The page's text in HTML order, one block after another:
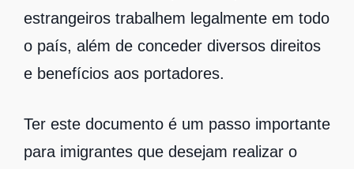
estrangeiros trabalhem legalmente em todo
o país, além de conceder diversos direitos
e benefícios aos portadores.
Ter este documento é um passo importante
para imigrantes que desejam realizar o